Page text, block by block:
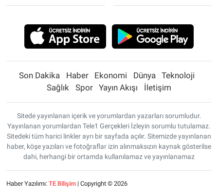
Son Dakika Haber Ekonomi Dünya
Teknoloji
Sağlık
Spor Yayın Akışı İletişim
Sitede yayınlanan içerik ve yorumlardan yazarları sorumludur.
Yayınlanan yorumlardan Tele1 Gerçekleri İzleyin sorumlu tutulamaz.
Sitedeki tüm harici linkler ayrı bir sayfada açılır. Sitemizde yayınlanan
haber, köşe yazıları ve fotoğraflar izin alınmaksızın kaynak gösterilse
dahi, herhangi bir ortamda kullanılamaz ve yayınlanamaz
Haber Yazılımı: TE Bilişim| Copyright © 2026